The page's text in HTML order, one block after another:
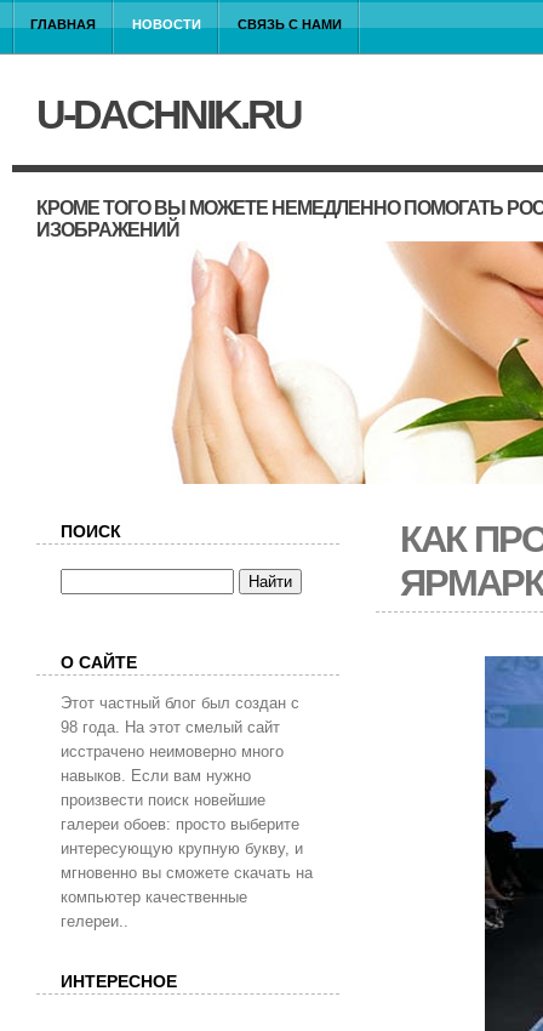
ГЛАВНАЯ НОВОСТИ СВЯЗЬ С НАМИ
U-DACHNIK.RU
КРОМЕ ТОГО ВЫ МОЖЕТЕ НЕМЕДЛЕННО ПОМОГАТЬ
ИЗОБРАЖЕНИЙ
КАК
ПОИСК
О САЙТЕ
Этот частный блог был создан с
98 года. На этот смелый сайт
исстрачено неимоверно много
навыков. Если вам нужно
произвести поиск новейшие
галереи обоев: просто выберите
интересующую крупную букву, и
мгновенно вы сможете скачать на
компьютер качественные
гелереи..
ИНТЕРЕСНОЕ